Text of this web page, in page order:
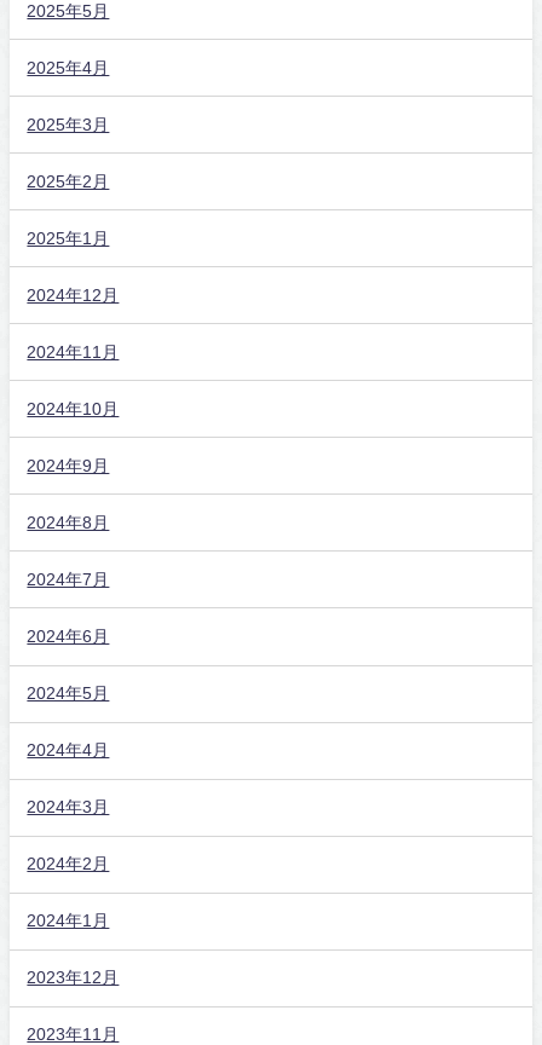
2025年5月
2025年4月
2025年3月
2025年2月
2025年1月
2024年12月
2024年11月
2024年10月
2024年9月
2024年8月
2024年7月
2024年6月
2024年5月
2024年4月
2024年3月
2024年2月
2024年1月
2023年12月
2023年11月